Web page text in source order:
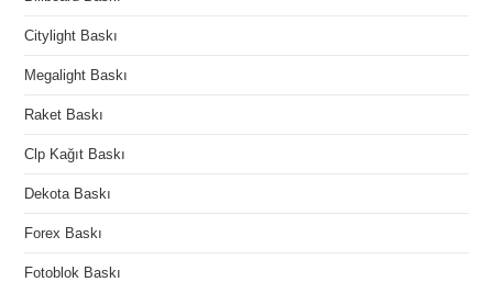
Citylight Baskı
Megalight Baskı
Raket Baskı
Clp Kağıt Baskı
Dekota Baskı
Forex Baskı
Fotoblok Baskı